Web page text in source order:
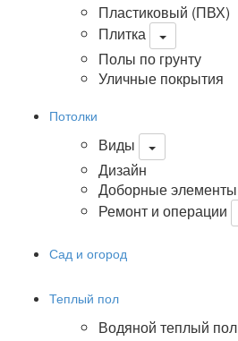
Пластиковый (ПВХ)
Плитка
Полы по грунту
Уличные покрытия
Потолки
Виды
Дизайн
Доборные элементы
Ремонт и операции
Сад и огород
Теплый пол
Водяной теплый пол